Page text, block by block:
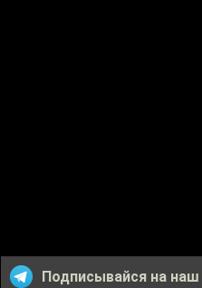
Подписывайся на наш